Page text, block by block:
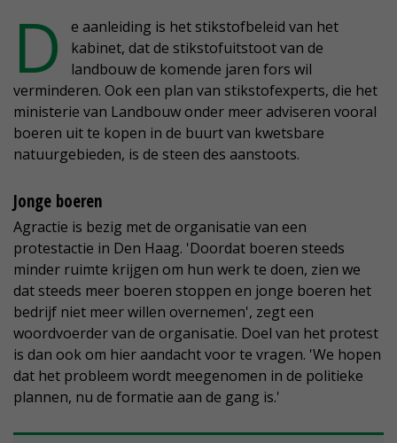
D
e aanleiding is het stikstofbeleid van het
kabinet, dat de stikstofuitstoot van de
landbouw de komende jaren fors wil
verminderen. Ook een plan van stikstofexperts, die het
ministerie van Landbouw onder meer adviseren vooral
boeren uit te kopen in de buurt van kwetsbare
natuurgebieden, is de steen des aanstoots.
Jonge boeren
Agractie is bezig met de organisatie van een
protestactie in Den Haag. 'Doordat boeren steeds
minder ruimte krijgen om hun werk te doen, zien we
dat steeds meer boeren stoppen en jonge boeren het
bedrijf niet meer willen overnemen', zegt een
woordvoerder van de organisatie. Doel van het protest
is dan ook om hier aandacht voor te vragen. 'We hopen
dat het probleem wordt meegenomen in de politieke
plannen, nu de formatie aan de gang is.'